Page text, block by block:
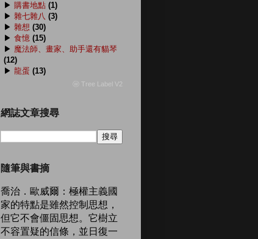
▶ 購書地點 (1)
▶ 雜七雜八 (3)
▶ 雜想 (30)
▶ 食憶 (15)
▶ 魔法師、畫家、助手還有貓琴
(12)
▶ 龍蛋 (13)
ⓦ Tree Label V2
網誌文章搜尋
隨筆與書摘
喬治．歐威爾：極權主義國
家的特點是雖然控制思想，
但它不會僵固思想。它樹立
不容置疑的信條，並日復一